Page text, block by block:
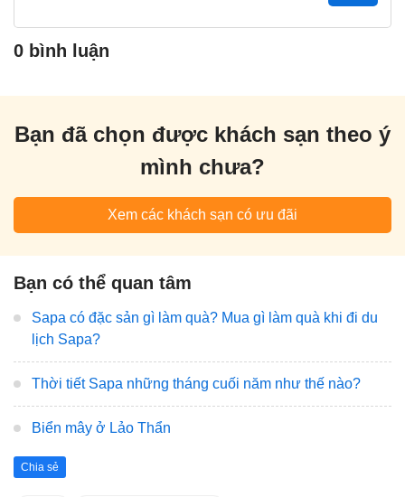
0 bình luận
Bạn đã chọn được khách sạn theo ý
mình chưa?
Xem các khách sạn có ưu đãi
Bạn có thể quan tâm
Sapa có đặc sản gì làm quà? Mua gì làm quà khi đi du
lịch Sapa?
Thời tiết Sapa những tháng cuối năm như thế nào?
Biển mây ở Lảo Thẩn
Chia sẻ